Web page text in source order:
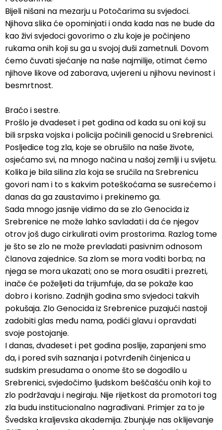
Bijeli nišani na mezarju u Potočarima su svjedoci.
Njihova slika će opominjati i onda kada nas ne bude da
kao živi svjedoci govorimo o zlu koje je počinjeno
rukama onih koji su ga u svojoj duši zametnuli. Dovom
ćemo čuvati sjećanje na naše najmilije, otimat ćemo
njihove likove od zaborava, uvjereni u njihovu nevinost i
besmrtnost.
Braćo i sestre.
Prošlo je dvadeset i pet godina od kada su oni koji su
bili srpska vojska i policija počinili genocid u Srebrenici.
Posljedice tog zla, koje se obrušilo na naše živote,
osjećamo svi, na mnogo načina u našoj zemlji i u svijetu.
Kolika je bila silina zla koja se sručila na Srebrenicu
govori nam i to s kakvim poteškoćama se susrećemo i
danas da ga zaustavimo i prekinemo ga.
Sada mnogo jasnije vidimo da se zlo Genocida iz
Srebrenice ne može lahko savladati i da će njegov
otrov još dugo cirkulirati ovim prostorima. Razlog tome
je što se zlo ne može prevladati pasivnim odnosom
članova zajednice. Sa zlom se mora voditi borba; na
njega se mora ukazati; ono se mora osuditi i prezreti,
inače će poželjeti da trijumfuje, da se pokaže kao
dobro i korisno. Zadnjih godina smo svjedoci takvih
pokušaja. Zlo Genocida iz Srebrenice puzajući nastoji
zadobiti glas među nama, podići glavu i opravdati
svoje postojanje.
I danas, dvadeset i pet godina poslije, zapanjeni smo
da, i pored svih saznanja i potvrđenih činjenica u
sudskim presudama o onome što se dogodilo u
Srebrenici, svjedočimo ljudskom beščašću onih koji to
zlo podržavaju i negiraju. Nije rijetkost da promotori tog
zla budu institucionalno nagrađivani. Primjer za to je
Švedska kraljevska akademija. Zbunjuje nas oklijevanje